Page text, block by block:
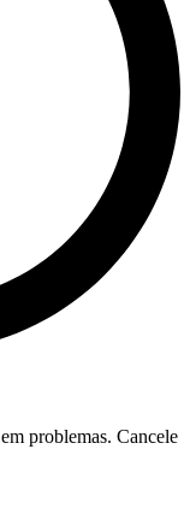
problemas. Cancele